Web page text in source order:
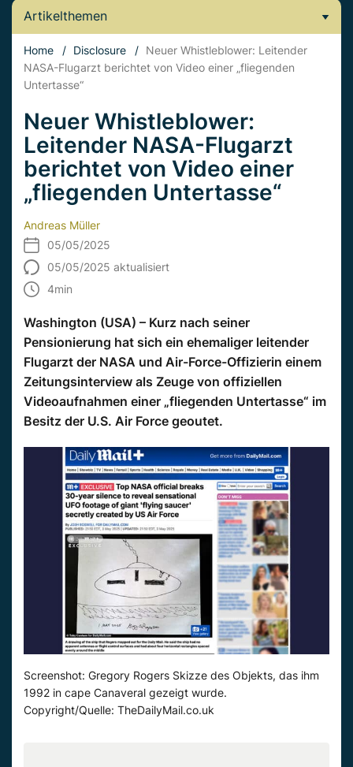
Artikelthemen
Home / Disclosure / Neuer Whistleblower: Leitender
NASA-Flugarzt berichtet von Video einer „fliegenden
Untertasse“
Neuer Whistleblower:
Leitender NASA-Flugarzt
berichtet von Video einer
„fliegenden Untertasse“
Andreas Müller
05/05/2025
05/05/2025 aktualisiert
4min
Washington (USA) – Kurz nach seiner
Pensionierung hat sich ein ehemaliger leitender
Flugarzt der NASA und Air-Force-Offizierin einem
Zeitungsinterview als Zeuge von offiziellen
Videoaufnahmen einer „fliegenden Untertasse“ im
Besitz der U.S. Air Force geoutet.
Screenshot: Gregory Rogers Skizze des Objekts, das ihm
1992 in cape Canaveral gezeigt wurde.
Copyright/Quelle: TheDailyMail.co.uk